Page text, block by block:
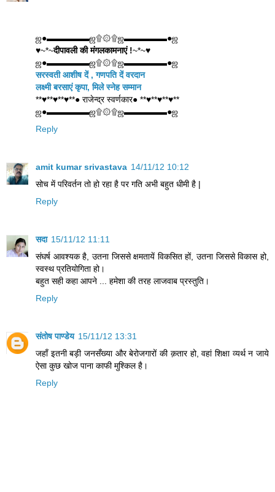
ஜ●▬▬▬▬▬ஜ۩۞۩ஜ▬▬▬▬▬●ஜ
♥~*~दीपावली की मंगलकामनाएं !~*~♥
ஜ●▬▬▬▬▬ஜ۩۞۩ஜ▬▬▬▬▬●ஜ
सरस्वती आशीष दें , गणपति दें वरदान
लक्ष्मी बरसाएं कृपा, मिले स्नेह सम्मान
**♥**♥**♥**● राजेन्द्र स्वर्णकार● **♥**♥**♥**
ஜ●▬▬▬▬▬ஜ۩۞۩ஜ▬▬▬▬▬●ஜ
Reply
amit kumar srivastava 14/11/12 10:12
सोच में परिवर्तन तो हो रहा है पर गति अभी बहुत धीमी है |
Reply
सदा 15/11/12 11:11
संघर्ष आवश्यक है, उतना जिससे क्षमतायें विकसित हों, उतना जिससे विकास हो,
स्वस्थ प्रतियोगिता हो।
बहुत सही कहा आपने ... हमेशा की तरह लाजवाब प्रस्‍तुति।
Reply
संतोष पाण्डेय 15/11/12 13:31
जहाँ इतनी बड़ी जनसँख्या और बेरोजगारों की क़तार हो, वहां शिक्षा व्यर्थ न जाये
ऐसा कुछ खोज पाना काफी मुश्किल है।
Reply